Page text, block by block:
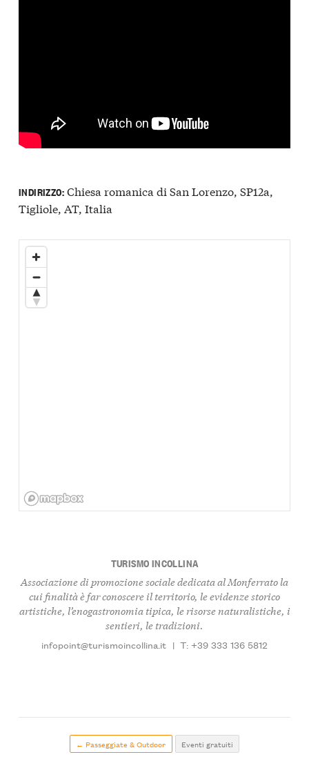
INDIRIZZO:Chiesa romanica di San Lorenzo, SP12a,
Tigliole, AT, Italia
TURISMO INCOLLINA
Associazione di promozione sociale dedicata al Monferrato la
cui finalità è far conoscere il territorio, le evidenze storico
artistiche, l’enogastronomia tipica, le risorse naturalistiche, i
sentieri, le tradizioni.
infopoint@turismoincollina.it | T: +39 333 136 5812
← Passeggiate & Outdoor Eventi gratuiti